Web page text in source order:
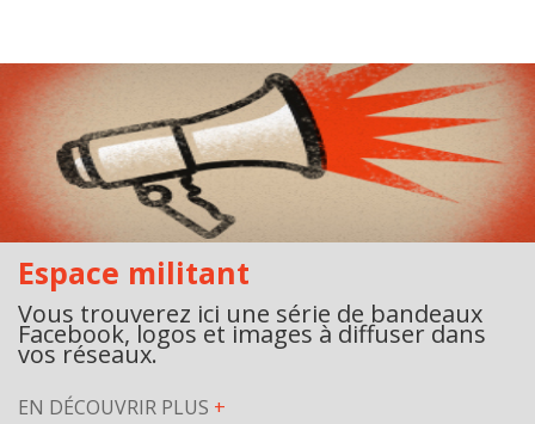
Espace militant
Vous trouverez ici une série de bandeaux
Facebook, logos et images à diffuser dans
vos réseaux.
EN DÉCOUVRIR PLUS +